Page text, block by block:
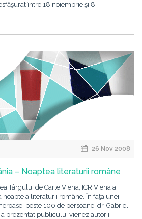
între 18 noiembrie şi 8
26 Nov 2008
– Noaptea literaturii române
Târgului de Carte Viena, ICR Viena a
a literaturii române. În faţa unei
peste 100 de persoane, dr. Gabriel
prezentat publicului vienez autorii